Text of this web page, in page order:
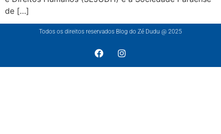
de […]
Todos os direitos reservados Blog do Zé Dudu @ 2025